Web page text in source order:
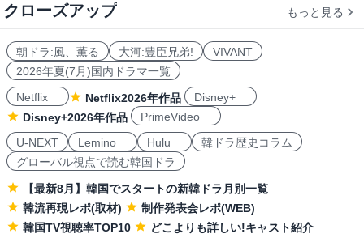
クローズアップ もっと見る
朝ドラ:風、薫る 大河:豊臣兄弟!
VIVANT
2026年夏(7月)国内ドラマ一覧
Netflix
Netflix2026年作品
Disney+
Disney+2026年作品
PrimeVideo
U-NEXT
Lemino Hulu
韓ドラ歴史コラム
グローバル視点で読む韓国ドラ
【最新8月】韓国でスタートの新韓ドラ月別一覧
韓流再現レポ(取材)
制作発表会レポ(WEB)
韓国TV視聴率TOP10
どこよりも詳しい!キャスト紹介